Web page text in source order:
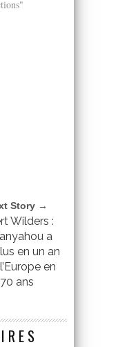
Story →
Wilders :
a
en un an
en
70 ans